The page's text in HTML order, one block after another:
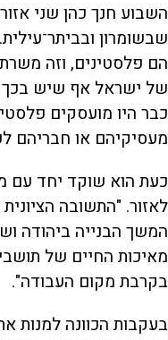
השבוע חנך כהן שני
שבשומרון
הם פלסטינים, וזה
של ישראל אף שיש בכך
כבר היו מועסקים
מעסיקיהם או חבריהם
כעת הוא שוקד יחד עם
לאזור. "התשובה
המשך הבנייה ביהודה
מאיכות החיים של תושבי
בקרבת מקום העבודה".
בעקבות הכוונה למנות